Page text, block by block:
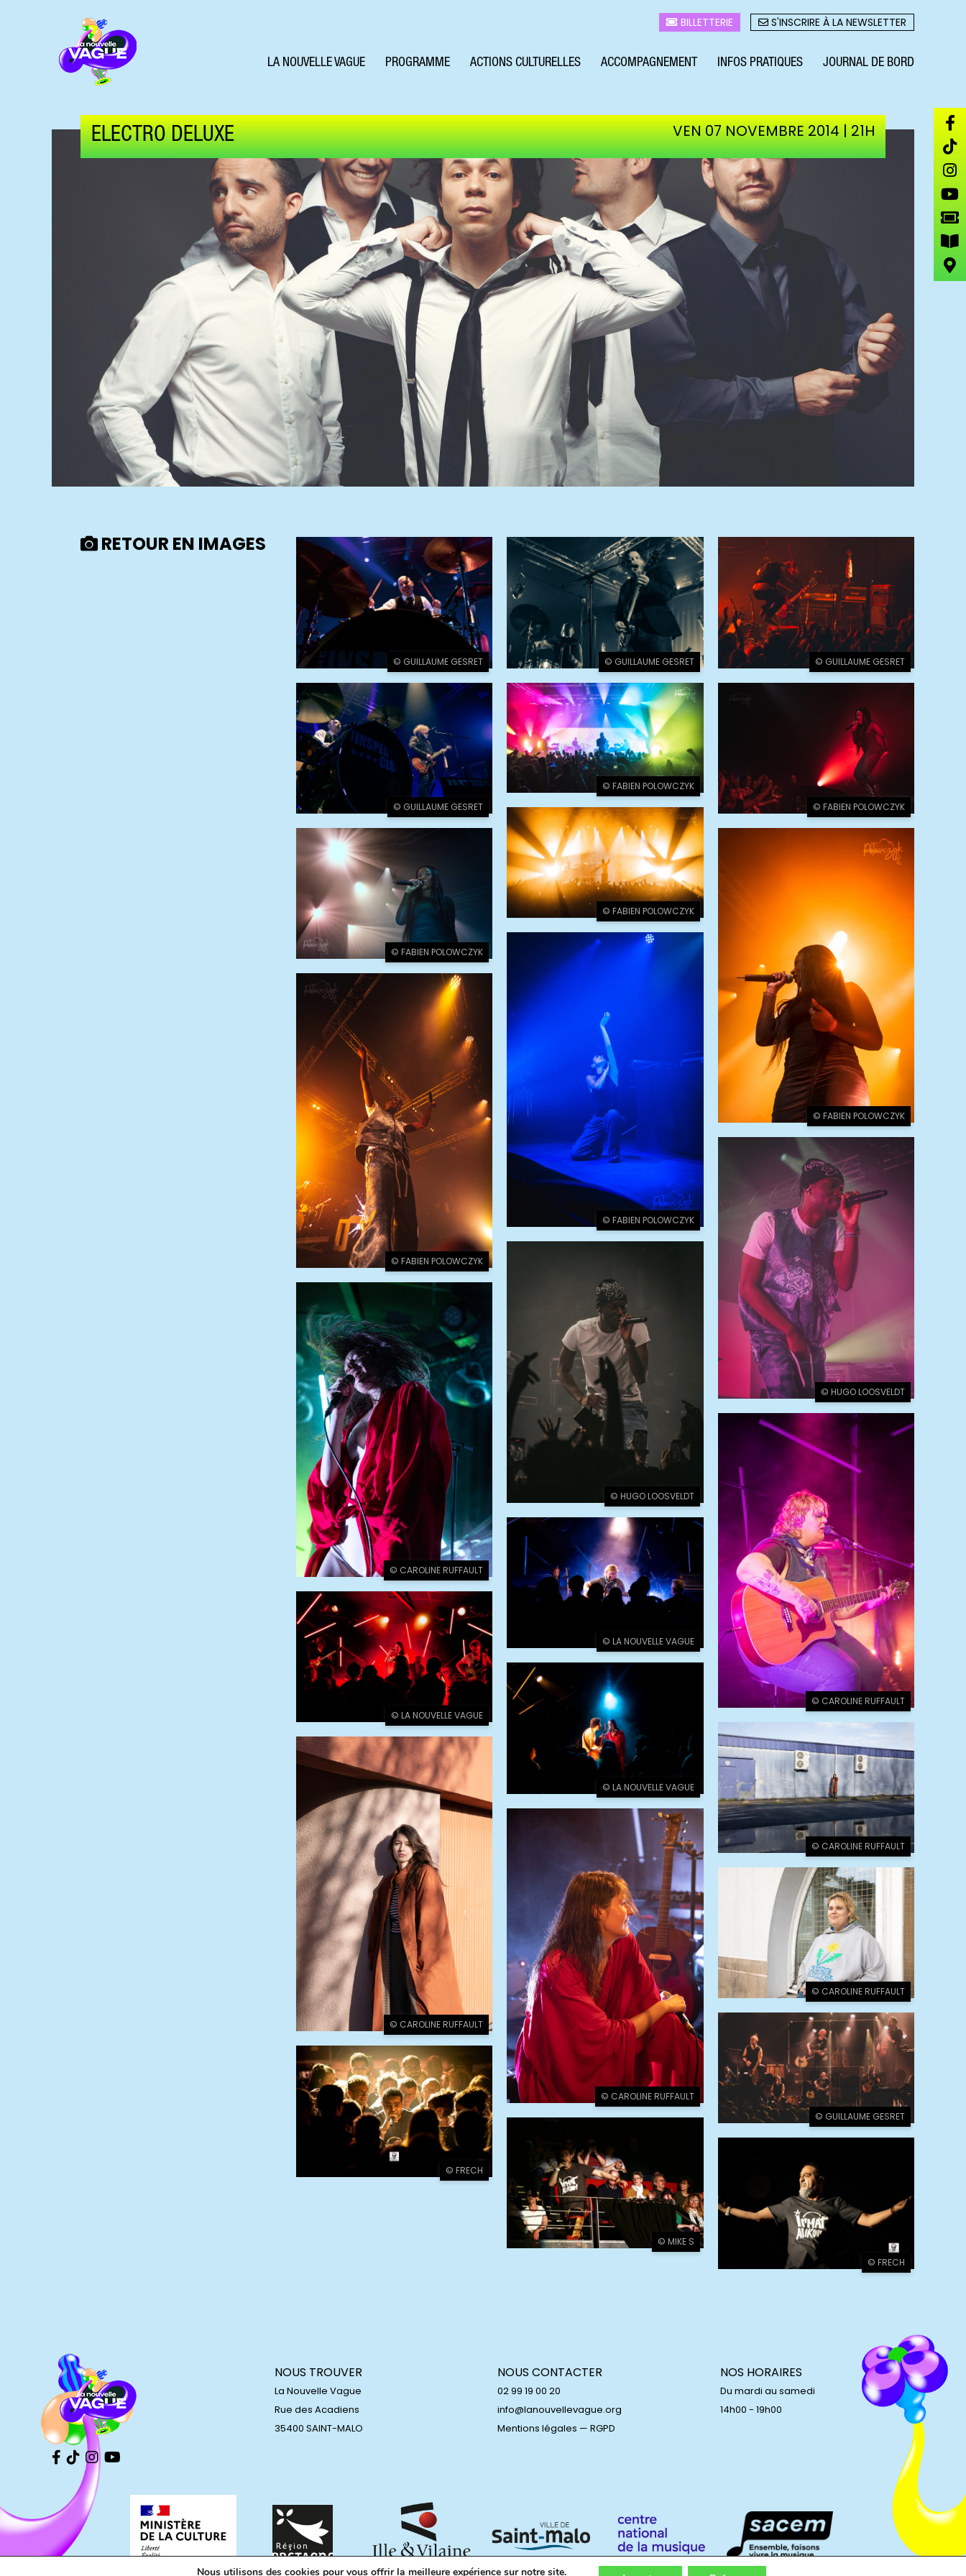
BILLETTERIE S'INSCRIRE À LA NEWSLETTER
LA NOUVELLE VAGUE PROGRAMME ACTIONS CULTURELLES ACCOMPAGNEMENT INFOS PRATIQUES JOURNAL DE BORD
ELECTRO DELUXE VEN 07 NOVEMBRE 2014 | 21H
RETOUR EN IMAGES
© GUILLAUME GESRET © GUILLAUME GESRET © GUILLAUME GESRET
© GUILLAUME GESRET
© FABIEN POLOWCZYK
© FABIEN POLOWCZYK
© FABIEN POLOWCZYK
© FABIEN POLOWCZYK
© FABIEN POLOWCZYK
© FABIEN POLOWCZYK
© FABIEN POLOWCZYK
© HUGO LOOSVELDT
© HUGO LOOSVELDT
© CAROLINE RUFFAULT
© CAROLINE RUFFAULT
© LA NOUVELLE VAGUE
© LA NOUVELLE VAGUE
© LA NOUVELLE VAGUE
© CAROLINE RUFFAULT
© CAROLINE RUFFAULT
© CAROLINE RUFFAULT
© CAROLINE RUFFAULT
© GUILLAUME GESRET
© FRECH
© MIKE S
© FRECH
NOUS TROUVER
La Nouvelle Vague
Rue des Acadiens
35400 SAINT-MALO
NOUS CONTACTER
02 99 19 00 20
info@lanouvellevague.org
Mentions légales — RGPD
NOS HORAIRES
Du mardi au samedi
14h00 - 19h00
Nous utilisons des cookies pour vous offrir la meilleure expérience sur notre site.